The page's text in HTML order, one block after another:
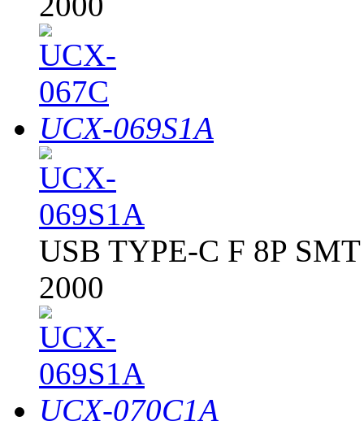
UCX-069S1A
USB TYPE-C F 8P
2000
UCX-070C1A